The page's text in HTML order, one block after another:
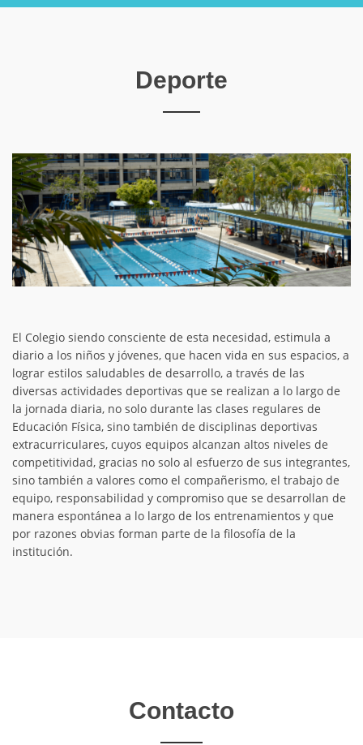
Deporte
El Colegio siendo consciente de esta necesidad, estimula a
diario a los niños y jóvenes, que hacen vida en sus espacios, a
lograr estilos saludables de desarrollo, a través de las
diversas actividades deportivas que se realizan a lo largo de
la jornada diaria, no solo durante las clases regulares de
Educación Física, sino también de disciplinas deportivas
extracurriculares, cuyos equipos alcanzan altos niveles de
competitividad, gracias no solo al esfuerzo de sus integrantes,
sino también a valores como el compañerismo, el trabajo de
equipo, responsabilidad y compromiso que se desarrollan de
manera espontánea a lo largo de los entrenamientos y que
por razones obvias forman parte de la filosofía de la
institución.
Contacto